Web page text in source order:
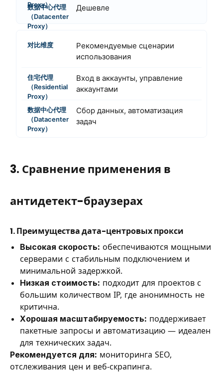
Дешевле
Рекомендуемые сценарии
использования
Вход в аккаунты, управление
аккаунтами
Сбор данных, автоматизация
задач
3. Сравнение применения в
антидетект-браузерах
1. Преимущества дата-центровых прокси
Высокая скорость: обеспечиваются мощными
серверами с стабильным подключением и
минимальной задержкой.
Низкая стоимость: подходит для проектов с
большим количеством IP, где анонимность не
критична.
Хорошая масштабируемость: поддерживает
пакетные запросы и автоматизацию — идеален
для технических задач.
Рекомендуется для: мониторинга SEO,
отслеживания цен и веб-скрапинга.